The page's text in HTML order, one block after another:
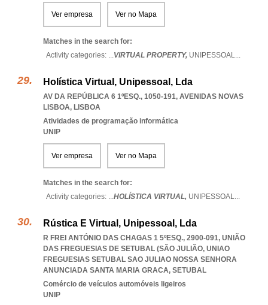
Ver empresa Ver no Mapa
Matches in the search for:
Activity categories: ...VIRTUAL PROPERTY, UNIPESSOAL...
Holística Virtual, Unipessoal, Lda
AV DA REPÚBLICA 6 1ºESQ., 1050-191, AVENIDAS NOVAS
LISBOA, LISBOA
Atividades de programação informática
UNIP
Ver empresa Ver no Mapa
Matches in the search for:
Activity categories: ...HOLÍSTICA VIRTUAL, UNIPESSOAL...
Rústica E Virtual, Unipessoal, Lda
R FREI ANTÓNIO DAS CHAGAS 1 5ºESQ., 2900-091, UNIÃO
DAS FREGUESIAS DE SETUBAL (SÃO JULIÃO, UNIAO
FREGUESIAS SETUBAL SAO JULIAO NOSSA SENHORA
ANUNCIADA SANTA MARIA GRACA, SETUBAL
Comércio de veículos automóveis ligeiros
UNIP